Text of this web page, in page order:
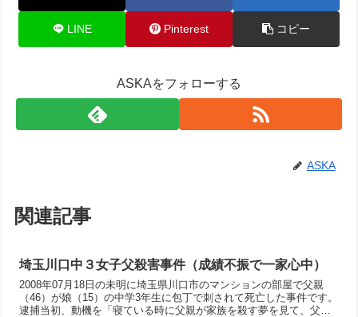
LINE Pinterest コピー
ASKAをフォローする
ASKA
関連記事
埼玉川口中３女子父殺害事件（成績不振で一家心中）
2008年07月18日の未明に埼玉県川口市のマンションの部屋で父親
（46）が娘（15）の中学3年生に包丁で刺されて死亡した事件です。
逮捕当初、動機を「寝ている時に父親が家族を殺す夢を見て、父親